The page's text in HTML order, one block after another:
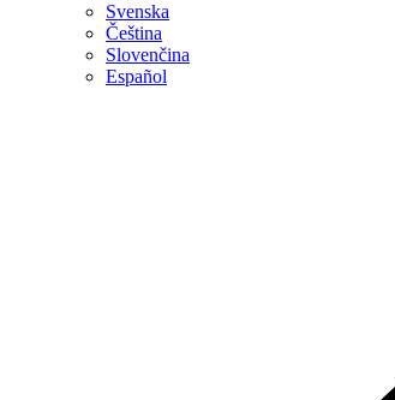
Svenska
Čeština
Slovenčina
Español